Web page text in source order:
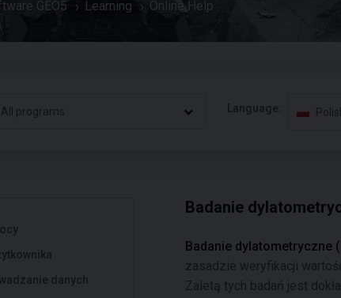
GEO5 Learning Online Help
All programs Language:
danych
Badanie
Badanie dylatometryczne
zasadzie weryfikacji
Zaletą tych badań jest